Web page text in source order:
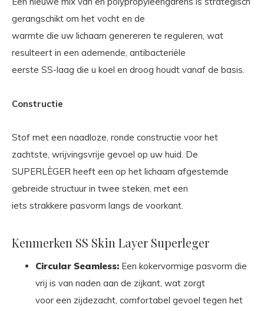
gerangschikt om het vocht en de
warmte die uw lichaam genereren te reguleren, wat
resulteert in een ademende, antibacteriële
eerste SS-laag die u koel en droog houdt vanaf de basis.
Constructie
Stof met een naadloze, ronde constructie voor het
zachtste, wrijvingsvrije gevoel op uw huid. De
SUPERLÈGER heeft een op het lichaam afgestemde
gebreide structuur in twee steken, met een
iets strakkere pasvorm langs de voorkant.
Kenmerken SS Skin Layer Superleger
Circular Seamless: Een kokervormige pasvorm die
vrij is van naden aan de zijkant, wat zorgt
voor een zijdezacht, comfortabel gevoel tegen het